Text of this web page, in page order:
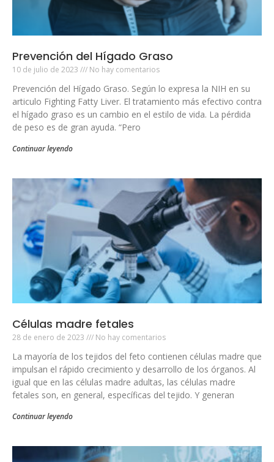
Prevención del Hígado Graso
10 de julio de 2023 No hay comentarios
Prevención del Hígado Graso. Según lo expresa la NIH en su
articulo Fighting Fatty Liver. El tratamiento más efectivo contra
el hígado graso es un cambio en el estilo de vida. La pérdida
de peso es de gran ayuda. “Pero
Continuar leyendo
Células madre fetales
28 de enero de 2023 No hay comentarios
La mayoría de los tejidos del feto contienen células madre que
impulsan el rápido crecimiento y desarrollo de los órganos. Al
igual que en las células madre adultas, las células madre
fetales son, en general, específicas del tejido. Y generan
Continuar leyendo